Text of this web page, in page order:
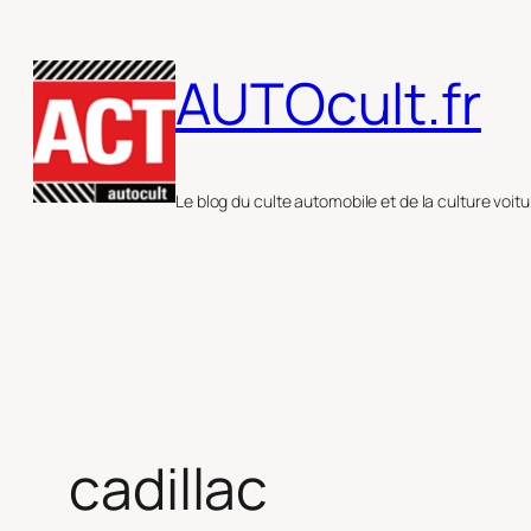
au
contenu
AUTOcult.fr
Le blog du culte automobile et de la culture
cadillac